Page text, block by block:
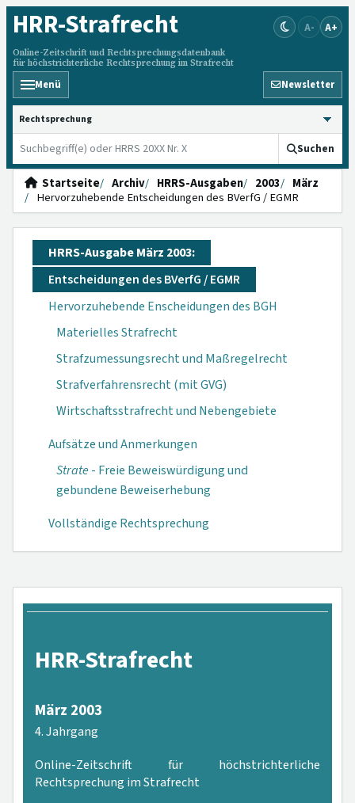
HRR-Strafrecht
Online-Zeitschrift und Rechtsprechungsdatenbank
für höchstrichterliche Rechtsprechung im Strafrecht
A- A+
Menü Newsletter
HRRS durchsuchen
Suchen
Startseite Archiv HRRS-Ausgaben 2003
März
Hervorzuhebende Entscheidungen des BVerfG / EGMR
HRRS-Ausgabe März 2003:
Entscheidungen des BVerfG / EGMR
Hervorzuhebende Enscheidungen des BGH
Materielles Strafrecht
Strafzumessungsrecht und Maßregelrecht
Strafverfahrensrecht (mit GVG)
Wirtschaftsstrafrecht und Nebengebiete
Aufsätze und Anmerkungen
Strate- Freie Beweiswürdigung und
gebundene Beweiserhebung
Vollständige Rechtsprechung
HRR-Strafrecht
März 2003
4. Jahrgang
Online-Zeitschrift für höchstrichterliche
Rechtsprechung im Strafrecht